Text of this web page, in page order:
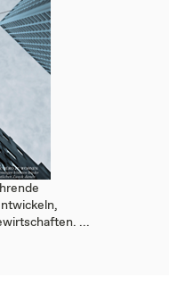
...